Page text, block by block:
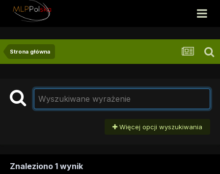
Strona główna
Więcej opcji wyszukiwania
Znaleziono 1 wynik